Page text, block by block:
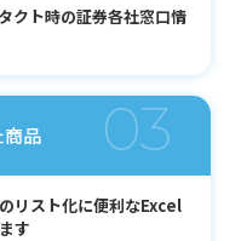
クト時の証券各社窓口情
商品 03
リスト化に便利なExcel
す